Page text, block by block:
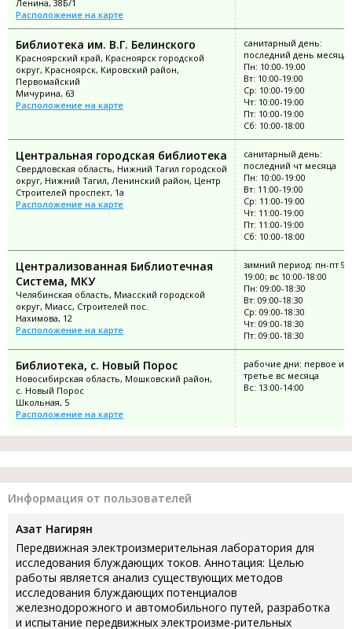
Ленина, 38Б/1
Расположение на карте
Библиотека им. В.Г. Белинского
Красноярский край, Красноярск городской
округ, Красноярск, Кировский район,
Первомайский
Мичурина, 63
Расположение на карте
санитарный день:
последний день месяца
Пн: 10:00-19:00
Вт: 10:00-19:00
Ср: 10:00-19:00
Чт: 10:00-19:00
Пт: 10:00-19:00
Сб: 10:00-18:00
Центральная городская библиотека
Свердловская область, Нижний Тагил городской
округ, Нижний Тагил, Ленинский район, Центр
Строителей проспект, 1а
Расположение на карте
санитарный день:
последний чт месяца
Пн: 10:00-19:00
Вт: 11:00-19:00
Ср: 11:00-19:00
Чт: 11:00-19:00
Пт: 11:00-19:00
Сб: 10:00-18:00
Централизованная Библиотечная
Система, МКУ
Челябинская область, Миасский городской
округ, Миасс, Строителей пос.
Нахимова, 12
Расположение на карте
зимний период: пн-пт
19:00; вс 10:00-18:00
Пн: 09:00-18:30
Вт: 09:00-18:30
Ср: 09:00-18:30
Чт: 09:00-18:30
Пт: 09:00-18:30
Библиотека, с. Новый Порос
Новосибирская область, Мошковский район,
с. Новый Порос
Школьная, 5
Расположение на карте
рабочие дни: первое и
третье вс месяца
Вс: 13:00-14:00
Информация от пользователей
Азат Нагирян
Передвижная электроизмерительная лаборатория для
исследования блуждающих токов. Аннотация: Целью
работы является анализ существующих методов
исследования блуждающих потенциалов
железнодорожного и автомобильного путей, разработка
и испытание передвижных электроизме-рительных